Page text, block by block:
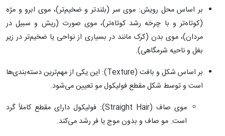
بر اساس محل رویش: موی سر (بلندتر و ضخیم‌تر)، موی ابرو و مژه
(کوتاه‌تر و با چرخه رشد کوتاه‌تر)، موی صورت (ریش و سبیل در
مردان)، موی بدن (کرک مانند در بسیاری از نواحی یا ضخیم‌تر در زیر
بغل و ناحیه شرمگاهی).
بر اساس شکل و بافت (Texture): این یکی از مهم‌ترین دسته‌بندی‌ها
است و توسط شکل مقطع فولیکول مو تعیین می‌شود.
موی صاف (Straight Hair): فولیکول دارای مقطع کاملاً گرد
است. مو صاف و بدون موج یا فر رشد می‌کند.